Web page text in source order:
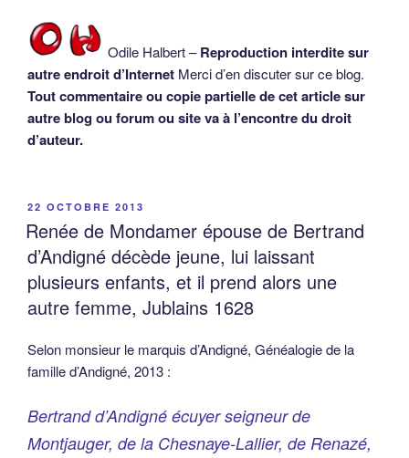
Odile Halbert –Reproduction interdite sur
autre endroit d’Internet Merci d’en discuter sur ce blog.
Tout commentaire ou copie partielle de cet article sur
autre blog ou forum ou site va à l’encontre du droit
d’auteur.
PUBLIÉ
LE
22 OCTOBRE 2013
Renée de Mondamer épouse de Bertrand
d’Andigné décède jeune, lui laissant
plusieurs enfants, et il prend alors une
autre femme, Jublains 1628
Selon monsieur le marquis d’Andigné, Généalogie de la
famille d’Andigné, 2013 :
Bertrand d’Andigné écuyer seigneur de
Montjauger, de la Chesnaye-Lallier, de Renazé,